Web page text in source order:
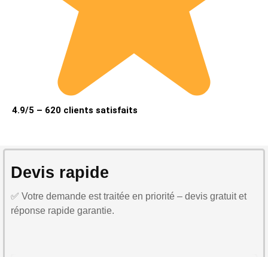
4.9/5 – 620 clients satisfaits
Devis rapide
✅ Votre demande est traitée en priorité – devis gratuit et
réponse rapide garantie.